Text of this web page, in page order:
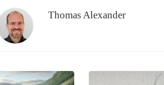
Thomas Alexander